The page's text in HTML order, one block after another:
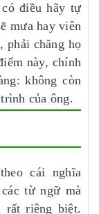
điều hãy tự
mưa hay viên
phải chăng họ
này, chính
không còn
của ông.
cái nghĩa
từ ngữ mà
rất riêng biệt.